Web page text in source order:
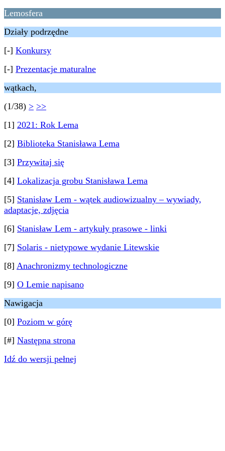
Lemosfera
Działy podrzędne
[-] Konkursy
[-] Prezentacje maturalne
wątkach,
(1/38) > >>
[1] 2021: Rok Lema
[2] Biblioteka Stanisława Lema
[3] Przywitaj się
[4] Lokalizacja grobu Stanisława Lema
[5] Stanisław Lem - wątek audiowizualny – wywiady,
adaptacje, zdjęcia
[6] Stanisław Lem - artykuły prasowe - linki
[7] Solaris - nietypowe wydanie Litewskie
[8] Anachronizmy technologiczne
[9] O Lemie napisano
Nawigacja
[0] Poziom w górę
[#] Następna strona
Idź do wersji pełnej